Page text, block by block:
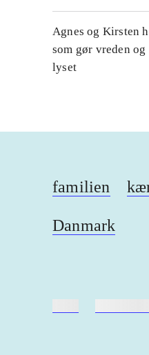
Agnes og Kirsten
som gør vreden
lyset
familien
Danmark